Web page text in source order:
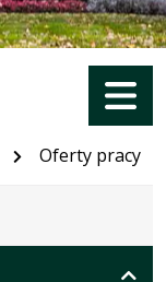
Menu
Oferty pracy